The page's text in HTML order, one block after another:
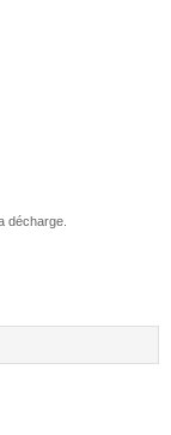
décharge.